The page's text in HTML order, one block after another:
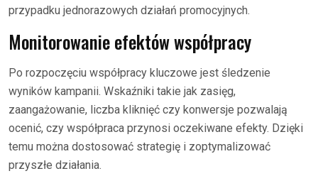
przypadku jednorazowych działań promocyjnych.
Monitorowanie efektów współpracy
Po rozpoczęciu współpracy kluczowe jest śledzenie
wyników kampanii. Wskaźniki takie jak zasięg,
zaangażowanie, liczba kliknięć czy konwersje pozwalają
ocenić, czy współpraca przynosi oczekiwane efekty. Dzięki
temu można dostosować strategię i zoptymalizować
przyszłe działania.